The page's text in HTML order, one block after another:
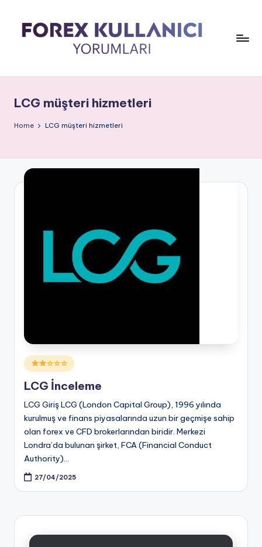
LCG müşteri hizmetleri
Home LCG müşteri hizmetleri
Posted
in
☆☆☆
LCG İnceleme
LCG Giriş LCG (London Capital Group), 1996 yılında
kurulmuş ve finans piyasalarında uzun bir geçmişe sahip
olan forex ve CFD brokerlarından biridir. Merkezi
Londra’da bulunan şirket, FCA (Financial Conduct
Authority)…
27/04/2025